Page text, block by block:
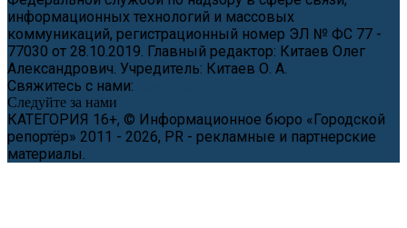
информационных технологий и массовых
коммуникаций, регистрационный номер ЭЛ № ФС 77 -
77030 от 28.10.2019. Главный редактор: Китаев Олег
Александрович. Учредитель: Китаев О. А.
Свяжитесь с нами:
Следуйте за нами
КАТЕГОРИЯ 16+, © Информационное бюро «Городской
репортёр» 2011 - 2026, PR - рекламные и партнерские
материалы.